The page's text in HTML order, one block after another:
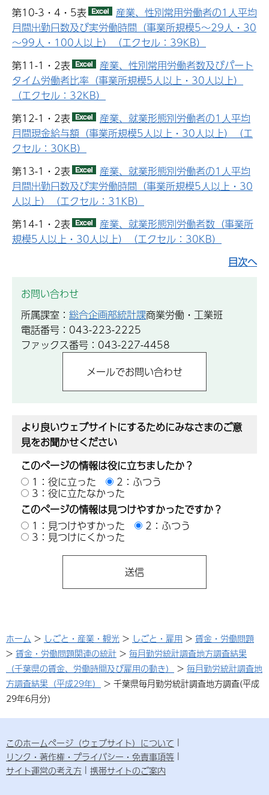
第10-3・4・5表
産業、性別常用労働者の1人平均
月間出勤日数及び実労働時間（事業所規模5～29人・30
～99人・100人以上）（エクセル：39KB）
第11-1・2表
産業、性別常用労働者数及びパート
タイム労働者比率（事業所規模5人以上・30人以上）
（エクセル：32KB）
第12-1・2表
産業、就業形態別労働者の1人平均
月間現金給与額（事業所規模5人以上・30人以上）（エ
クセル：30KB）
第13-1・2表
産業、就業形態別労働者の1人平均
月間出勤日数及び実労働時間（事業所規模5人以上・30
人以上）（エクセル：31KB）
第14-1・2表
産業、就業形態別労働者数（事業所
規模5人以上・30人以上）（エクセル：30KB）
目次へ
お問い合わせ
所属課室： 総合企画部統計課商業労働・工業班
電話番号：043-223-2225
ファックス番号：043-227-4458
より良いウェブサイトにするためにみなさまのご意
見をお聞かせください
このページの情報は役に立ちましたか？
1：役に立った
2：ふつう
3：役に立たなかった
このページの情報は見つけやすかったですか？
1：見つけやすかった
2：ふつう
3：見つけにくかった
ホーム > しごと・産業・観光 > しごと・雇用 > 賃金・労働問題
> 賃金・労働問題関連の統計 > 毎月勤労統計調査地方調査結果
（千葉県の賃金、労働時間及び雇用の動き）
> 毎月勤労統計調査地
方調査結果（平成29年）
> 千葉県毎月勤労統計調査地方調査(平成
29年6月分)
このホームページ（ウェブサイト）について
リンク・著作権・プライバシー・免責事項等
サイト運営の考え方
携帯サイトのご案内